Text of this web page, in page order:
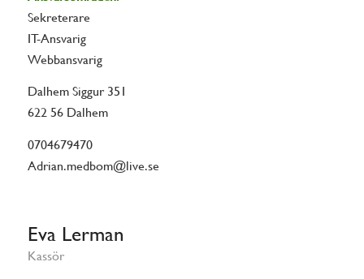
Sekreterare
IT-Ansvarig
Webbansvarig
Dalhem Siggur 351
622 56 Dalhem
0704679470
Adrian.medbom@live.se
Eva Lerman
Kassör